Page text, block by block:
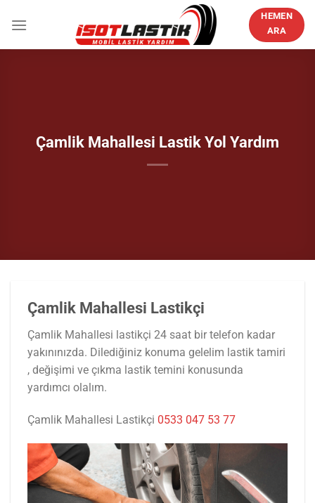
atla
HEMEN
ARA
Çamlik Mahallesi Lastik Yol Yardım
Çamlik Mahallesi Lastikçi
Çamlik Mahallesi lastikçi 24 saat bir telefon kadar
yakınınızda. Dilediğiniz konuma gelelim lastik tamiri
, değişimi ve çıkma lastik temini konusunda
yardımcı olalım.
Çamlik Mahallesi Lastikçi 0533 047 53 77